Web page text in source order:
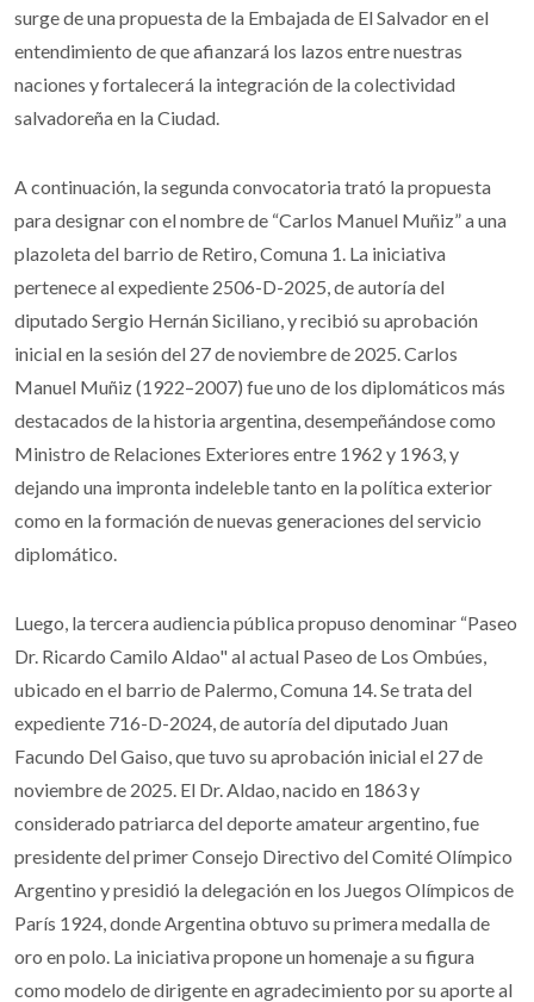
surge de una propuesta de la Embajada de El Salvador en el
entendimiento de que afianzará los lazos entre nuestras
naciones y fortalecerá la integración de la colectividad
salvadoreña en la Ciudad.
A continuación, la segunda convocatoria trató la propuesta
para designar con el nombre de “Carlos Manuel Muñiz” a una
plazoleta del barrio de Retiro, Comuna 1. La iniciativa
pertenece al expediente 2506-D-2025, de autoría del
diputado Sergio Hernán Siciliano, y recibió su aprobación
inicial en la sesión del 27 de noviembre de 2025. Carlos
Manuel Muñiz (1922–2007) fue uno de los diplomáticos más
destacados de la historia argentina, desempeñándose como
Ministro de Relaciones Exteriores entre 1962 y 1963, y
dejando una impronta indeleble tanto en la política exterior
como en la formación de nuevas generaciones del servicio
diplomático.
Luego, la tercera audiencia pública propuso denominar “Paseo
Dr. Ricardo Camilo Aldao" al actual Paseo de Los Ombúes,
ubicado en el barrio de Palermo, Comuna 14. Se trata del
expediente 716-D-2024, de autoría del diputado Juan
Facundo Del Gaiso, que tuvo su aprobación inicial el 27 de
noviembre de 2025. El Dr. Aldao, nacido en 1863 y
considerado patriarca del deporte amateur argentino, fue
presidente del primer Consejo Directivo del Comité Olímpico
Argentino y presidió la delegación en los Juegos Olímpicos de
París 1924, donde Argentina obtuvo su primera medalla de
oro en polo. La iniciativa propone un homenaje a su figura
como modelo de dirigente en agradecimiento por su aporte al